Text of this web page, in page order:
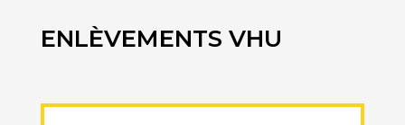
ENLÈVEMENTS VHU